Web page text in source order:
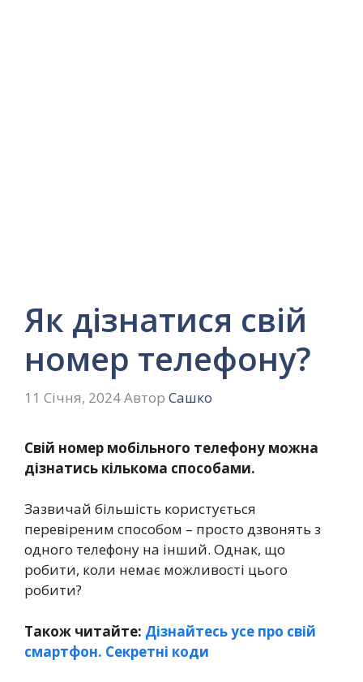
Як дізнатися свій
номер телефону?
11 Січня, 2024Автор Сашко
Свій номер мобільного телефону можна
дізнатись кількома способами.
Зазвичай більшість користується
перевіреним способом – просто дзвонять з
одного телефону на інший. Однак, що
робити, коли немає можливості цього
робити?
Також читайте: Дізнайтесь усе про свій
смартфон. Секретні коди